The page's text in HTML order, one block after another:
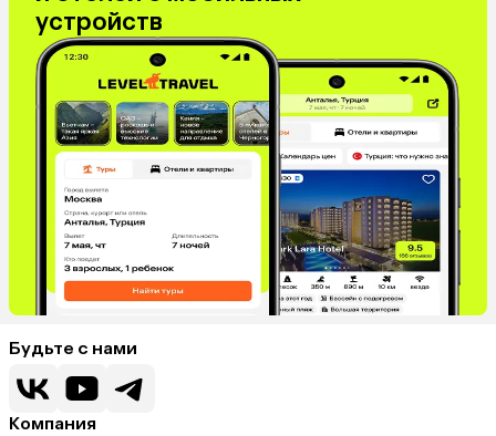
устройств
Будьте с нами
Компания